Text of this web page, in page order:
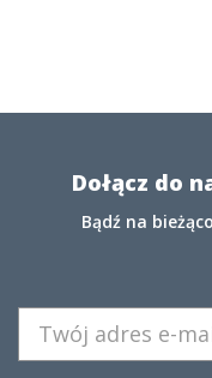
Dołącz do
Bądź na